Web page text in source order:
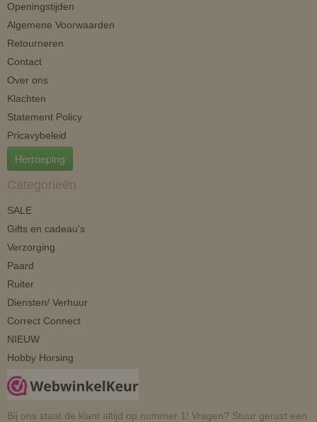
Openingstijden
Algemene Voorwaarden
Retourneren
Contact
Over ons
Klachten
Statement Policy
Pricavybeleid
Herroeping
Categorieën
SALE
Gifts en cadeau's
Verzorging
Paard
Ruiter
Diensten/ Verhuur
Correct Connect
NIEUW
Hobby Horsing
Bij ons staat de klant altijd op nummer 1! Vragen? Stuur gerust een